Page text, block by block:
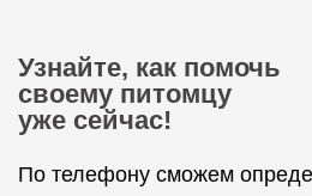
Узнайте, как помочь
своему питомцу
уже сейчас!
По телефону сможем